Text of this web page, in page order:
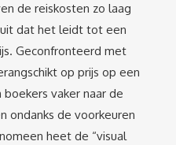
de reiskosten zo laag
dat het leidt tot een
Geconfronteerd met
op prijs op een
vaker naar de
ondanks de voorkeuren
heet de “visual